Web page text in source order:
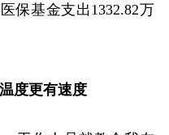
保基金支出1332.82万
度更有速度